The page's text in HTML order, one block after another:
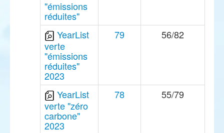
"émissions
réduites"
YearList
verte
"émissions
réduites"
2023
79 56/82
YearList
verte "zéro
carbone"
2023
78 55/79